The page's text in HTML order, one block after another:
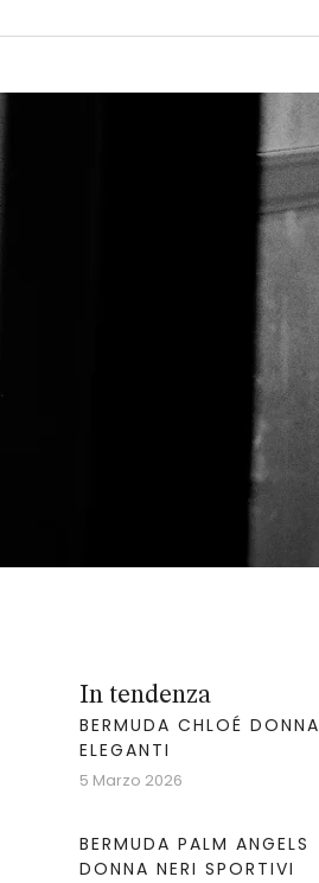
In tendenza
BERMUDA CHLOÉ DONNA
ELEGANTI
5 Marzo 2026
BERMUDA PALM ANGELS
DONNA NERI SPORTIVI